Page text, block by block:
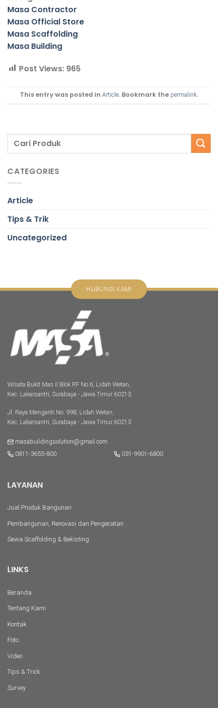
Masa Contractor
Masa Official Store
Masa Scaffolding
Masa Building
Post Views: 965
This entry was posted in Article. Bookmark the permalink.
CATEGORIES
Article
Tips & Trik
Uncategorized
Wisata Bukit Mas II Blok RF No.6, Lidah Wetan,
Kec. Lakarsantri, Surabaya - Jawa Timur 60213
Jl. Raya Menganti No. 998, Lidah Wetan,
Kec. Lakarsantri, Surabaya - Jawa Timur 60213
masabuildingsolution@gmail.com
0811-3655-800
031-9901-6800
LAYANAN
Jual Produk Bangunan
Pembangunan, Renovasi dan Pengecatan
Sewa Scaffolding & Bekisting
LINKS
Beranda
Tentang Kami
Kontak
Foto
Video
Tips & Trick
Survey
HUBUNGI KAMI